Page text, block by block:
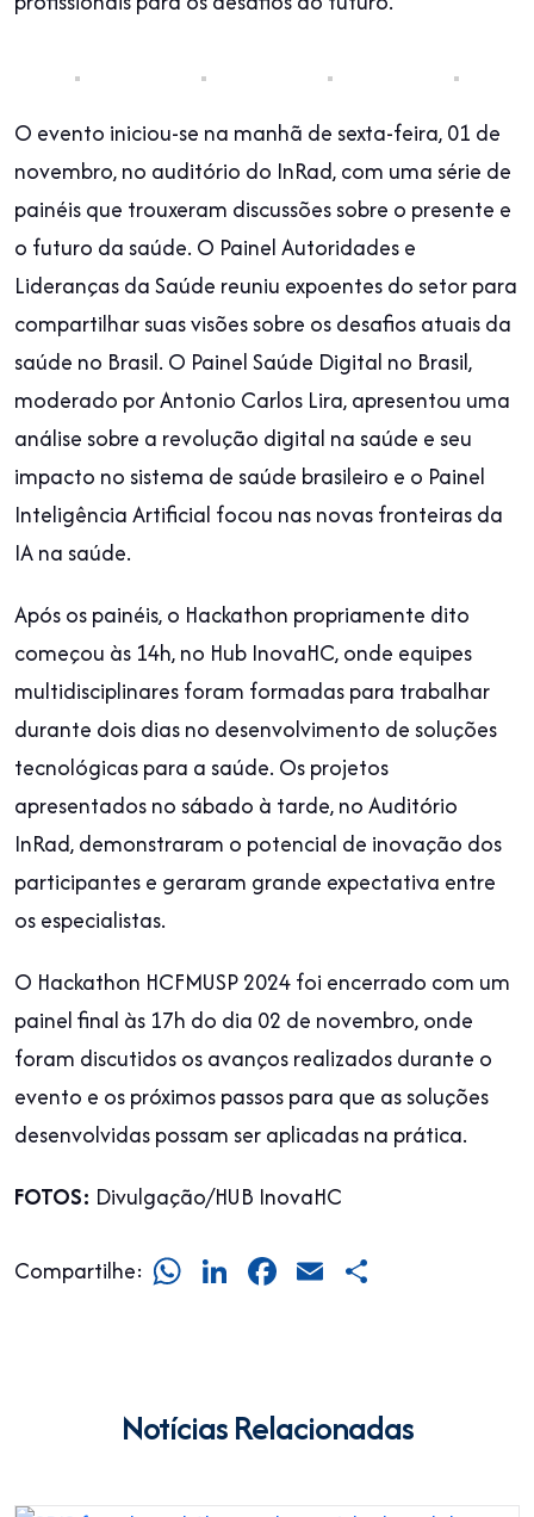
O evento iniciou-se na manhã de sexta-feira, 01 de
novembro, no auditório do InRad, com uma série de
painéis que trouxeram discussões sobre o presente e
o futuro da saúde. O Painel Autoridades e
Lideranças da Saúde reuniu expoentes do setor para
compartilhar suas visões sobre os desafios atuais da
saúde no Brasil. O Painel Saúde Digital no Brasil,
moderado por Antonio Carlos Lira, apresentou uma
análise sobre a revolução digital na saúde e seu
impacto no sistema de saúde brasileiro e o Painel
Inteligência Artificial focou nas novas fronteiras da
IA na saúde.
Após os painéis, o Hackathon propriamente dito
começou às 14h, no Hub InovaHC, onde equipes
multidisciplinares foram formadas para trabalhar
durante dois dias no desenvolvimento de soluções
tecnológicas para a saúde. Os projetos
apresentados no sábado à tarde, no Auditório
InRad, demonstraram o potencial de inovação dos
participantes e geraram grande expectativa entre
os especialistas.
O Hackathon HCFMUSP 2024 foi encerrado com um
painel final às 17h do dia 02 de novembro, onde
foram discutidos os avanços realizados durante o
evento e os próximos passos para que as soluções
desenvolvidas possam ser aplicadas na prática.
FOTOS: Divulgação/HUB InovaHC
Compartilhe: WhatsApp
LinkedIn
Facebook
Email
Notícias Relacionadas